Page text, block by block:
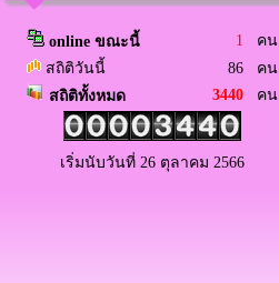
online ขณะนี้ 1 คน
สถิติวันนี้
86 คน
สถิติทั้งหมด
3440 คน
เริ่มนับวันที่ 26 ตุลาคม 2566